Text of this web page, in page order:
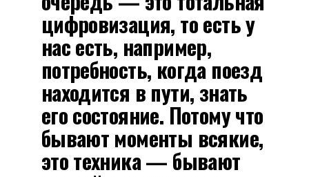
цифровизация, то есть у
нас есть, например,
потребность, когда поезд
находится в пути, знать
его состояние. Потому что
бывают моменты всякие,
это техника — бывают